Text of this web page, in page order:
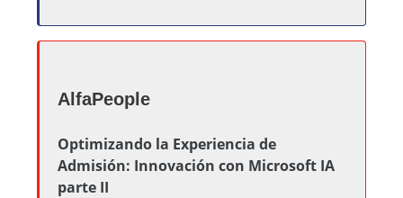
AlfaPeople
Optimizando la Experiencia de
Admisión: Innovación con Microsoft IA
parte II